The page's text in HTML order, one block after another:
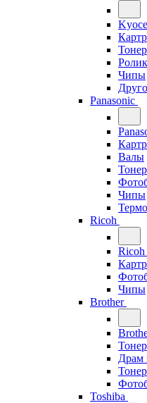
Тонер
Чипы
Panasonic
Валы
Тонер
Чипы
Ricoh
Ricoh
Чипы
Brother
Драм
Тонер
Toshiba